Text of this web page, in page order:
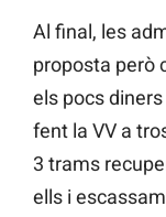
Al final, les
proposta però
els pocs
fent la VV a
3 trams
ells i